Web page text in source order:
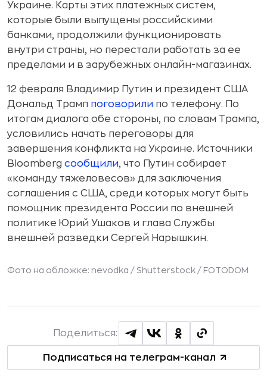
Украине. Карты этих платежных систем,
которые были выпущены российскими
банками, продолжили функционировать
внутри страны, но перестали работать за ее
пределами и в зарубежных онлайн-магазинах.
12 февраля Владимир Путин и президент США
Дональд Трамп поговорили по телефону. По
итогам диалога обе стороны, по словам Трампа,
условились начать переговоры для
завершения конфликта на Украине. Источники
Bloomberg сообщили, что Путин собирает
«команду тяжеловесов» для заключения
соглашения с США, среди которых могут быть
помощник президента России по внешней
политике Юрий Ушаков и глава Службы
внешней разведки Сергей Нарышкин.
Фото на обложке: nevodka / Shutterstock / FOTODOM
Подписаться на телеграм-канал
Поделиться: